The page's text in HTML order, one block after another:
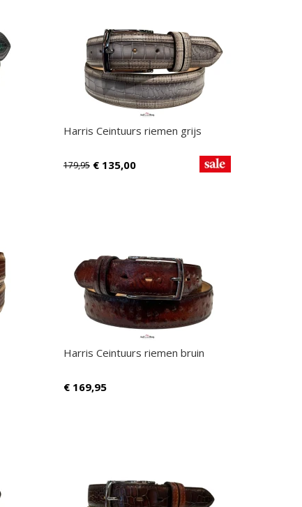
Harris Ceintuurs riemen grijs
179,95 € 135,00
Harris Ceintuurs riemen bruin
€ 169,95